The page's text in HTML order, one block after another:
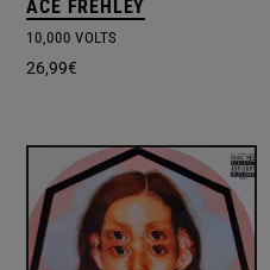
ACE FREHLEY
10,000 VOLTS
26,99€